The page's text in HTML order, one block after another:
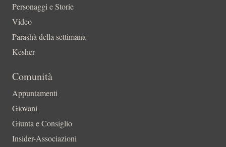
Personaggi e Storie
Video
Parashà della settimana
Kesher
Comunità
Appuntamenti
Giovani
Giunta e Consiglio
Insider-Associazioni